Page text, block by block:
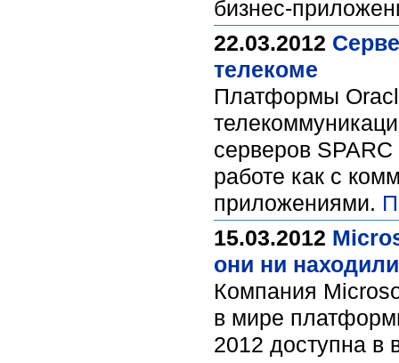
бизнес-
22.03.2012
телекоме
Платформы
серверов
работе как с
приложениями.
15.03.2012
они ни
Компания
в мире
2012 доступна в